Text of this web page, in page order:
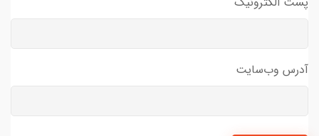
آدرس وب‌سایت